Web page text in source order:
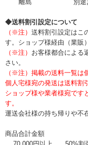
離島
別途
◆送料割引設定について
（※注） 送料割引設定はこ
す。ショップ様経由（業販
（※注） お客様都合による
さい。
（※注）掲載の送料一覧は
個人宅様宛の発送は送料割
ショップ様や業者様宛です
す。
運送会社様の持ち帰りや不
商品合計金額